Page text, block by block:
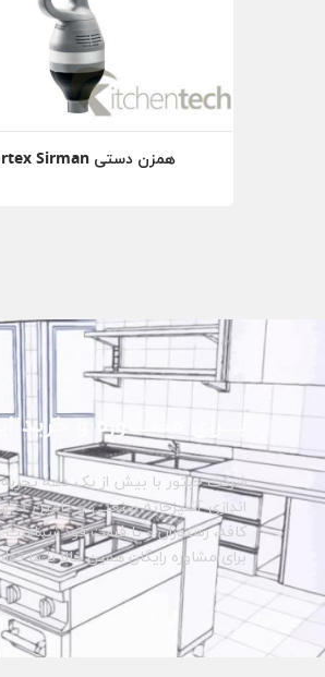
همزن دستی Vortex Sirman
بـــرای مشـــاوره و
شرکت حبتور با بیش از یک دهه تجربه
اندازی آشپزخانه صنعتی و تامین
کافه، رستوران و یا فست فود شماست.
برای مشاوره رایگان همین حالا با ما